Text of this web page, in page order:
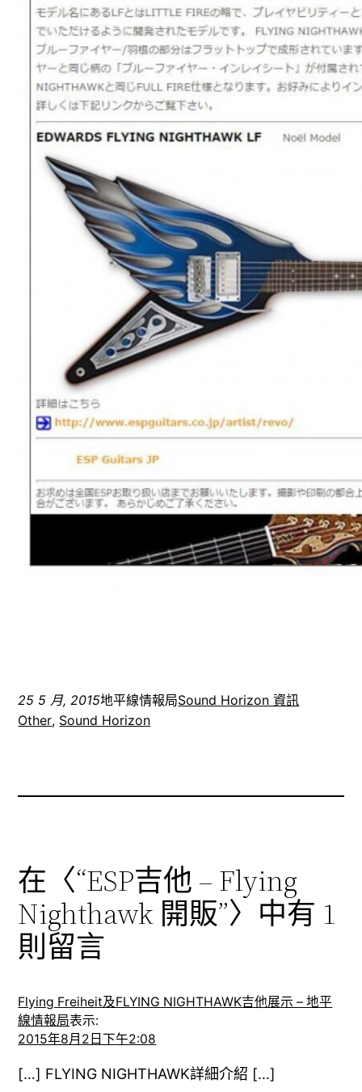
25 5 月, 2015地平線情報局Sound Horizon 資訊
Other, Sound Horizon
在〈“ESP吉他 – Flying
Nighthawk 開販”〉中有 1
則留言
Flying Freiheit及FLYING NIGHTHAWK吉他展示 – 地平
線情報局表示:
2015年8月2日下午2:08
[…] FLYING NIGHTHAWK詳細介紹 […]